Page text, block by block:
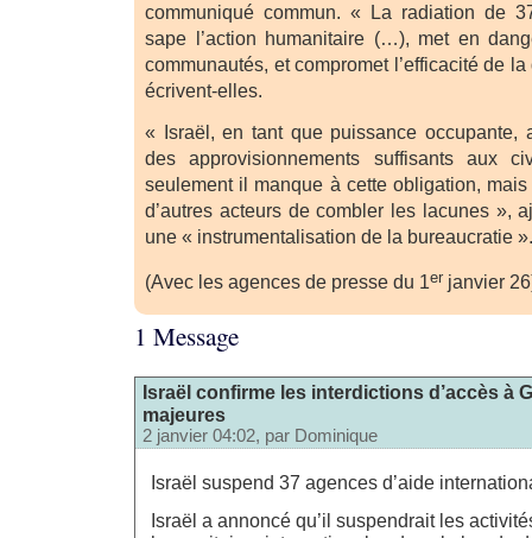
communiqué commun. « La radiation de
sape l’action humanitaire (…), met en
communautés, et compromet l’efficacité de
écrivent-elles.
« Israël, en tant que puissance occupante,
des approvisionnements suffisants aux
seulement il manque à cette obligation,
d’autres acteurs de combler les lacunes »,
une « instrumentalisation de la bureaucratie ».
(Avec les agences de presse du 1er janvier
1 Message
Israël confirme les interdictions d’accès à
majeures
2 janvier 04:02, par Dominique
Israël suspend 37 agences d’aide
Israël a annoncé qu’il suspendrait les